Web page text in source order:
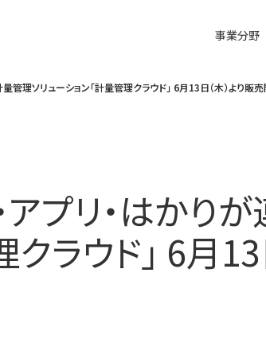
事業分野
管理ソリューション「計量管理クラウド」 6月13日（木）より販
アプリ・はかり
クラウド」 6月